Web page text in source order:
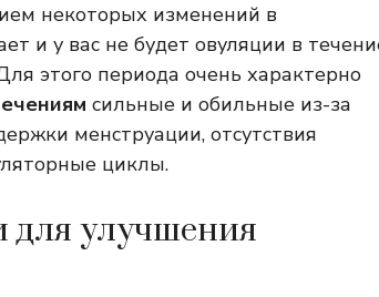
некоторых изменений в
и у вас не будет овуляции в
этого периода очень характерно
сильные и обильные из-за
менструации, отсутствия
циклы.
для улучшения